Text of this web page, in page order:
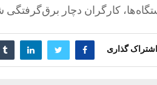
کارگران دچار برق‌گرفتگی
اشتراک گذاری